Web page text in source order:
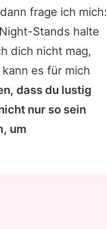
frage ich mich:
Stands halte
dich nicht mag,
es für mich
dass du lustig
nur so sein
um